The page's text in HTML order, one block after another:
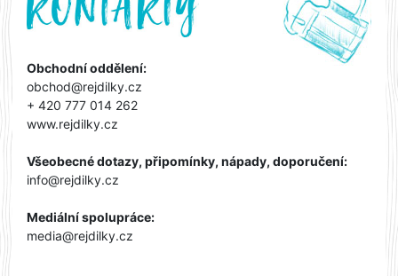
Obchodní oddělení:
obchod@rejdilky.cz
+ 420 777 014 262
www.rejdilky.cz
Všeobecné dotazy, připomínky, nápady, doporučení:
info@rejdilky.cz
Mediální spolupráce:
media@rejdilky.cz